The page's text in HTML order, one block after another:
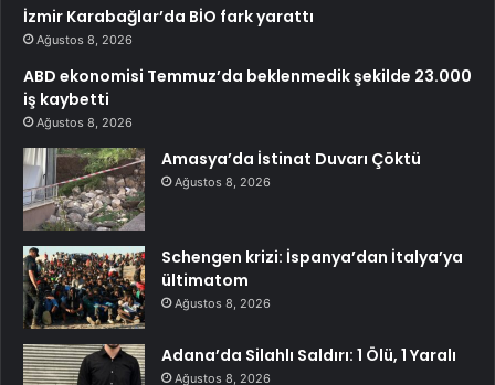
İzmir Karabağlar’da BİO fark yarattı
Ağustos 8, 2026
ABD ekonomisi Temmuz’da beklenmedik şekilde 23.000
iş kaybetti
Ağustos 8, 2026
Amasya’da İstinat Duvarı Çöktü
Ağustos 8, 2026
Schengen krizi: İspanya’dan İtalya’ya
ültimatom
Ağustos 8, 2026
Adana’da Silahlı Saldırı: 1 Ölü, 1 Yaralı
Ağustos 8, 2026